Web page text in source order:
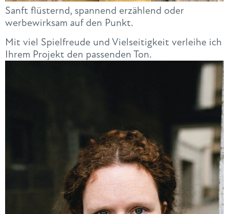
Sanft flüsternd, spannend erzählend oder
werbewirksam auf den Punkt.
Mit viel Spielfreude und Vielseitigkeit verleihe ich
Ihrem Projekt den passenden Ton.